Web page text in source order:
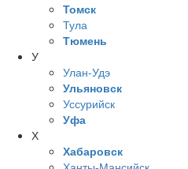
Томск
Тула
Тюмень
У
Улан-Удэ
Ульяновск
Уссурийск
Уфа
Х
Хабаровск